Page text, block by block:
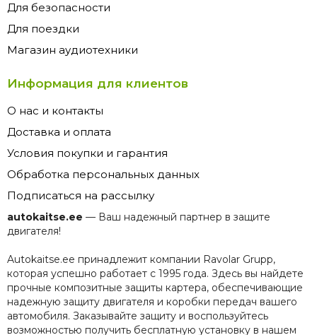
Для безопасности
Для поездки
Магазин аудиотехники
Информация для клиентов
О нас и контакты
Доставка и оплата
Условия покупки и гарантия
Обработка персональных данных
Подписаться на рассылку
autokaitse.ee — Ваш надежный партнер в защите
двигателя!
Autokaitse.ee принадлежит компании Ravolar Grupp,
которая успешно работает с 1995 года. Здесь вы найдете
прочные композитные защиты картера, обеспечивающие
надежную защиту двигателя и коробки передач вашего
автомобиля. Заказывайте защиту и воспользуйтесь
возможностью получить бесплатную установку в нашем